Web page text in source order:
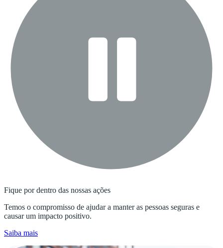
Fique por dentro das nossas ações
Temos o compromisso de ajudar a manter as pessoas seguras e
causar um impacto positivo.
Saiba mais